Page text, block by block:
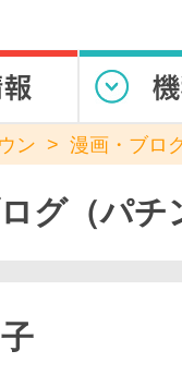
ン 漫画・ブロ
グ（パチ